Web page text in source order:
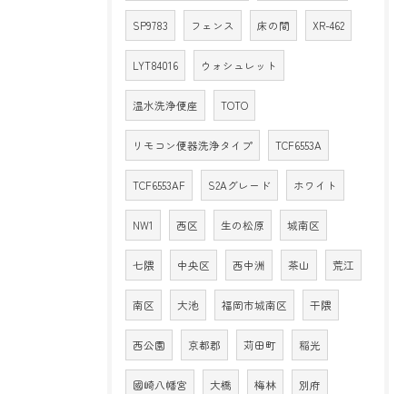
SP9783 フェンス 床の間 XR-462
LYT84016 ウォシュレット
温水洗浄便座 TOTO
リモコン便器洗浄タイプ TCF6553A
TCF6553AF S2Aグレード ホワイト
NW1 西区 生の松原 城南区
七隈 中央区 西中洲 茶山 荒江
南区 大池 福岡市城南区 干隈
西公園 京都郡 苅田町 稲光
國崎八幡宮 大橋 梅林 別府